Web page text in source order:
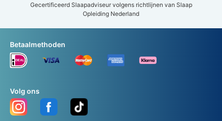
Gecertificeerd Slaapadviseur volgens richtlijnen van Slaap
Opleiding Nederland
Volg ons
Betaalmethoden